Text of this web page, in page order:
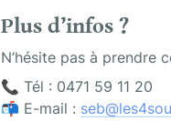
Plus d’infos ?
N’hésite pas à prendre
📞 Tél : 0471 59 11 20
📬 E-mail :